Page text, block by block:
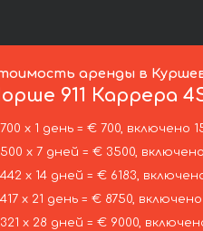
аренды в
911 Каррера
х 1 день = € 700, включено
х 7 дней = € 3500,
х 14 дней = € 6183,
х 21 день = € 8750,
х 28 дней = € 9000,